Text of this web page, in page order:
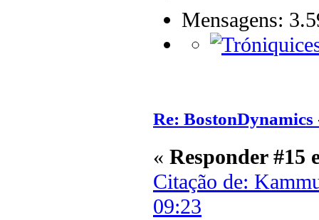
Mensagens:
Re:
« Responder #15
Citação de:
09:23